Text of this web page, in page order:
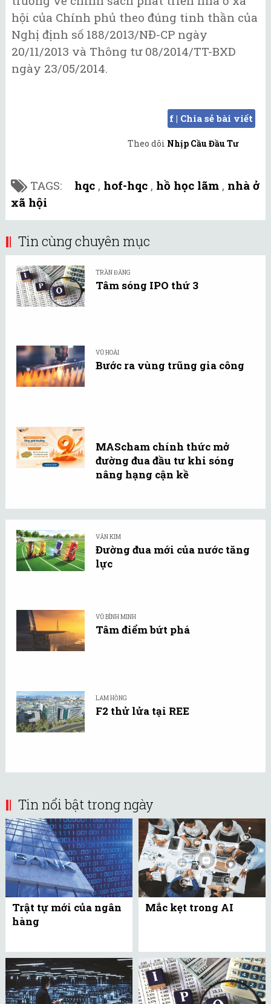
hội của Chính phủ theo đúng tinh thần của
Nghị định số 188/2013/NĐ-CP ngày
20/11/2013 và Thông tư 08/2014/TT-BXD
ngày 23/05/2014.
f | Chia sẻ bài viết
Theo dõi Nhịp Cầu Đầu Tư
TAGS: hqc , hof-hqc , hồ học lãm , nhà ở
xã hội
Tin cùng chuyên mục
TRẦN ĐĂNG
Tâm sóng IPO thứ 3
VŨ HOÀI
Bước ra vùng trũng gia công
MAScham chính thức mở
đường đua đầu tư khi sóng
nâng hạng cận kề
VĂN KIM
Đường đua mới của nước tăng
lực
VŨ BÌNH MINH
Tâm điểm bứt phá
LAM HỒNG
F2 thử lửa tại REE
Tin nổi bật trong ngày
Trật tự mới của ngân
hàng
Mắc kẹt trong AI